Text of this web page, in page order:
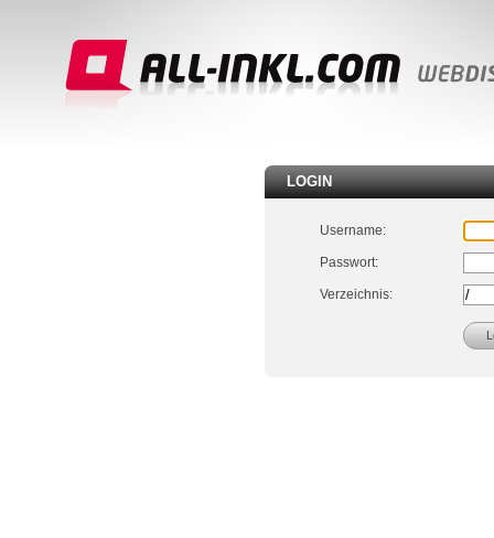
LOGIN
Username:
Passwort:
Verzeichnis: